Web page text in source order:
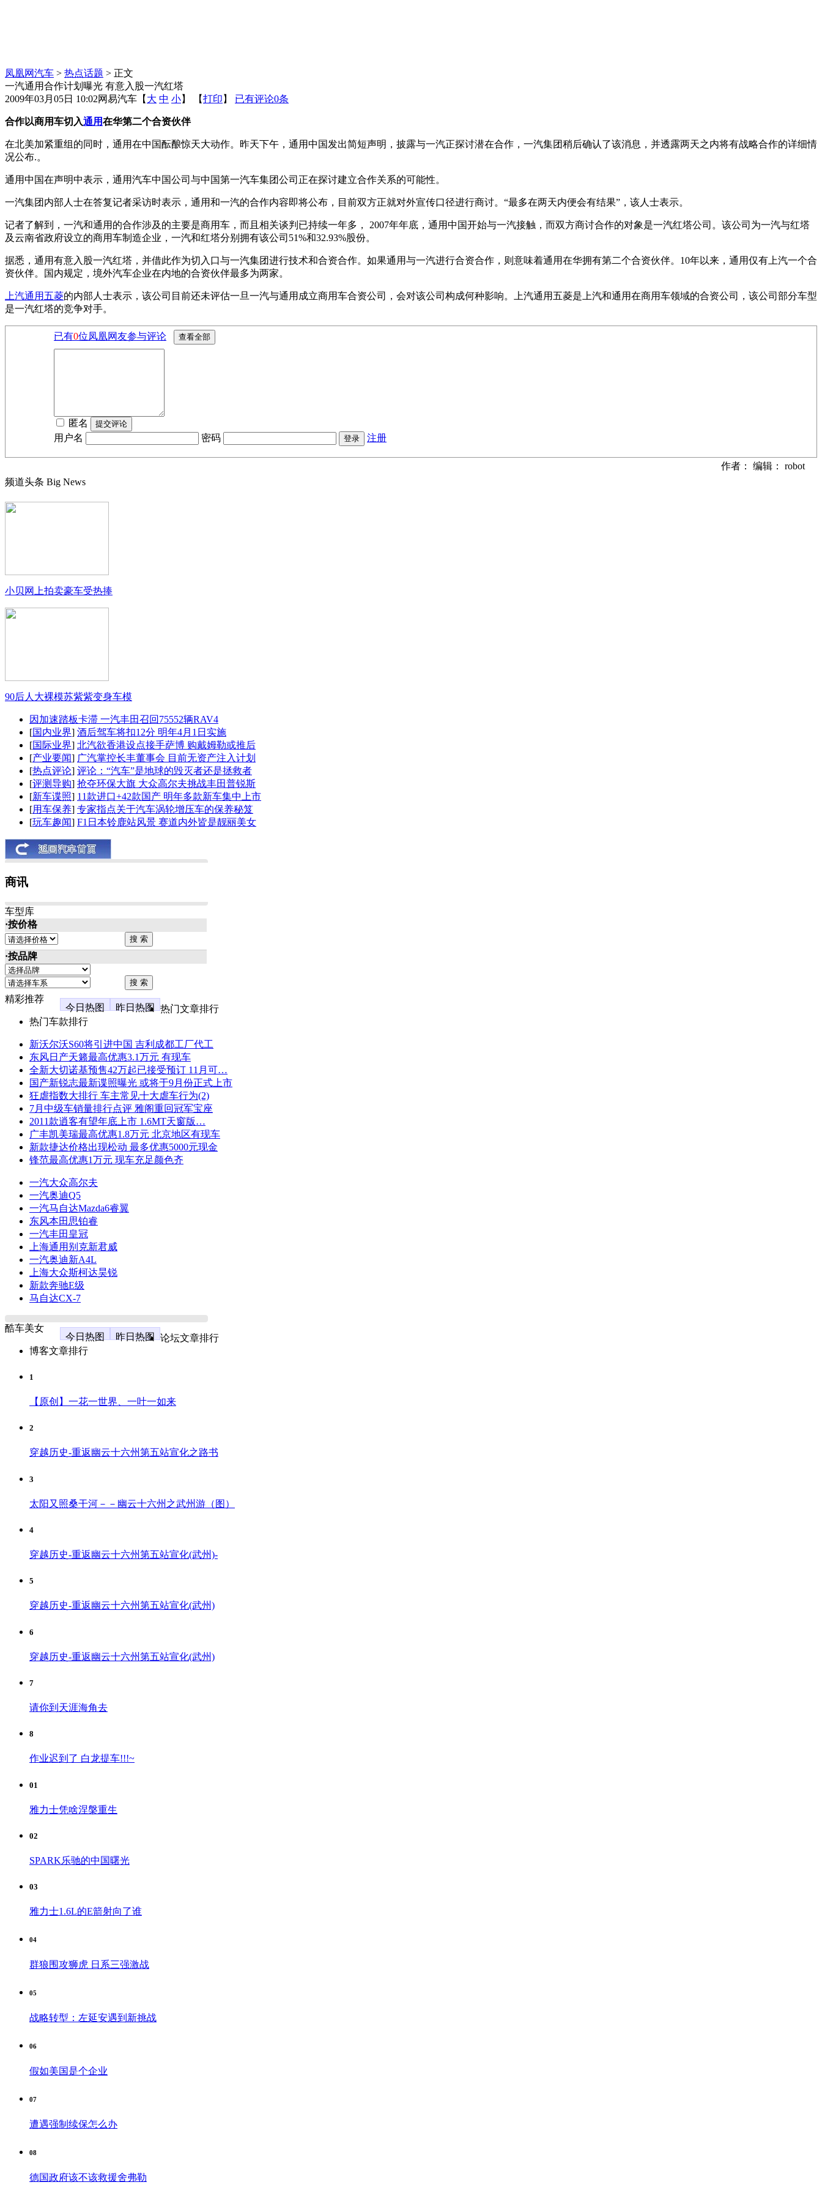
凤凰网汽车 > 热点话题 > 正文
一汽通用合作计划曝光 有意入股一汽红塔
2009年03月05日 10:02网易汽车 【 大 中 小】 【打印 】 已有评论0条
合作以商用车切入通用在华第二个合资伙伴
在北美加紧重组的同时，通用在中国酝酿惊天大动作。昨天下午，通用中国发出简短声明，披露与一汽正探讨潜在合作，一汽集团稍后确认了该消息，并透露两天之内将有战略合作的详细情
况公布.。
通用中国在声明中表示，通用汽车中国公司与中国第一汽车集团公司正在探讨建立合作关系的可能性。
一汽集团内部人士在答复记者采访时表示，通用和一汽的合作内容即将公布，目前双方正就对外宣传口径进行商讨。“最多在两天内便会有结果”，该人士表示。
记者了解到，一汽和通用的合作涉及的主要是商用车，而且相关谈判已持续一年多， 2007年年底，通用中国开始与一汽接触，而双方商讨合作的对象是一汽红塔公司。该公司为一汽与红塔
及云南省政府设立的商用车制造企业，一汽和红塔分别拥有该公司51%和32.93%股份。
据悉，通用有意入股一汽红塔，并借此作为切入口与一汽集团进行技术和合资合作。如果通用与一汽进行合资合作，则意味着通用在华拥有第二个合资伙伴。10年以来，通用仅有上汽一个合
资伙伴。国内规定，境外汽车企业在内地的合资伙伴最多为两家。
上汽通用五菱的内部人士表示，该公司目前还未评估一旦一汽与通用成立商用车合资公司，会对该公司构成何种影响。上汽通用五菱是上汽和通用在商用车领域的合资公司，该公司部分车型
是一汽红塔的竞争对手。
已有0位凤凰网友参与评论
匿名
用户名
密码 注册
作者： 编辑： robot
频道头条 Big News
小贝网上拍卖豪车受热捧
90后人大裸模苏紫紫变身车模
因加速踏板卡滞 一汽丰田召回75552辆RAV4
[国内业界] 酒后驾车将扣12分 明年4月1日实施
[国际业界] 北汽欲香港设点接手萨博 购戴姆勒或推后
[产业要闻] 广汽掌控长丰董事会 目前无资产注入计划
[热点评论] 评论：“汽车”是地球的毁灭者还是拯救者
[评测导购] 抢夺环保大旗 大众高尔夫挑战丰田普锐斯
[新车谍照] 11款进口+42款国产 明年多款新车集中上市
[用车保养] 专家指点关于汽车涡轮增压车的保养秘笈
[玩车趣闻] F1日本铃鹿站风景 赛道内外皆是靓丽美女
商讯
车型库
·按价格
·按品牌
精彩推荐
今日热图
昨日热图
热门文章排行
热门车款排行
新沃尔沃S60将引进中国 吉利成都工厂代工
东风日产天籁最高优惠3.1万元 有现车
全新大切诺基预售42万起已接受预订 11月可…
国产新锐志最新谍照曝光 或将于9月份正式上市
狂虐指数大排行 车主常见十大虐车行为(2)
7月中级车销量排行点评 雅阁重回冠军宝座
2011款逍客有望年底上市 1.6MT天窗版…
广丰凯美瑞最高优惠1.8万元 北京地区有现车
新款捷达价格出现松动 最多优惠5000元现金
锋范最高优惠1万元 现车充足颜色齐
一汽大众高尔夫
一汽奥迪Q5
一汽马自达Mazda6睿翼
东风本田思铂睿
一汽丰田皇冠
上海通用别克新君威
一汽奥迪新A4L
上海大众斯柯达昊锐
新款奔驰E级
马自达CX-7
酷车美女
今日热图
昨日热图
论坛文章排行
博客文章排行
1
【原创】一花一世界、一叶一如来
2
穿越历史-重返幽云十六州第五站宣化之路书
3
太阳又照桑干河－－幽云十六州之武州游（图）
4
穿越历史-重返幽云十六州第五站宣化(武州)-
5
穿越历史-重返幽云十六州第五站宣化(武州)
6
穿越历史-重返幽云十六州第五站宣化(武州)
7
请你到天涯海角去
8
作业迟到了 白龙提车!!!~
01
雅力士凭啥涅槃重生
02
SPARK乐驰的中国曙光
03
雅力士1.6L的E箭射向了谁
04
群狼围攻狮虎 日系三强激战
05
战略转型：左延安遇到新挑战
06
假如美国是个企业
07
遭遇强制续保怎么办
08
德国政府该不该救援舍弗勒